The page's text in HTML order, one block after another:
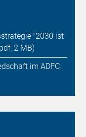
"2030 ist
2 MB)
im ADFC